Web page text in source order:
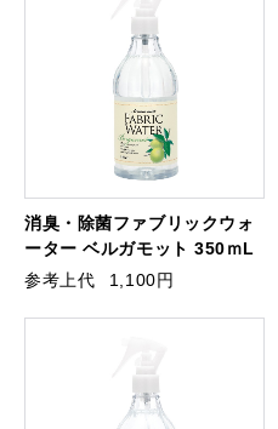
消臭・除菌ファブリックウォ
ーター ベルガモット 350ｍL
参考上代
1,100円